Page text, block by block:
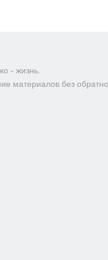
- жизнь.
материалов без